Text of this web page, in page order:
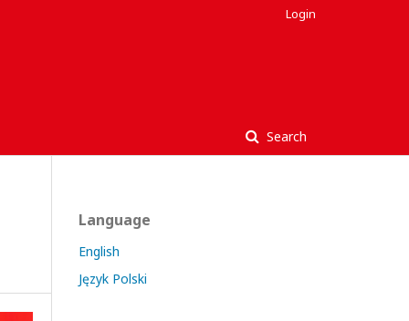
Search
Login
Language
English
Język Polski